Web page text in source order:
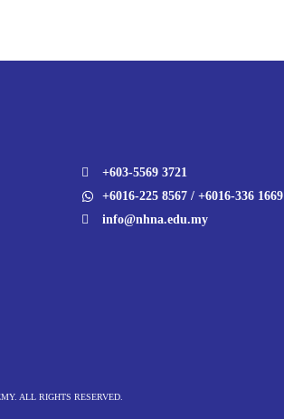
+603-5569 3721
+6016-225 8567 / +6016-336 1669
info@nhna.edu.my
ALL RIGHTS RESERVED.